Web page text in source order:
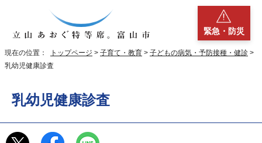
緊急・防災
現在の位置： トップページ > 子育て・教育 > 子どもの病気・予防接種・健診 >
乳幼児健康診査
乳幼児健康診査